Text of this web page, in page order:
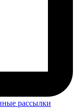
рассылки